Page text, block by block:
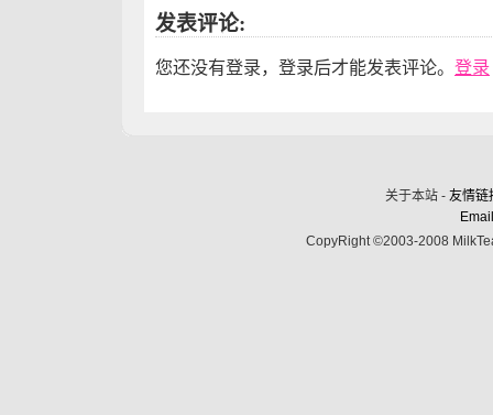
发表评论:
您还没有登录，登录后才能发表评论。 登录
关于本站 - 友情链
CopyRight ©2003-2008